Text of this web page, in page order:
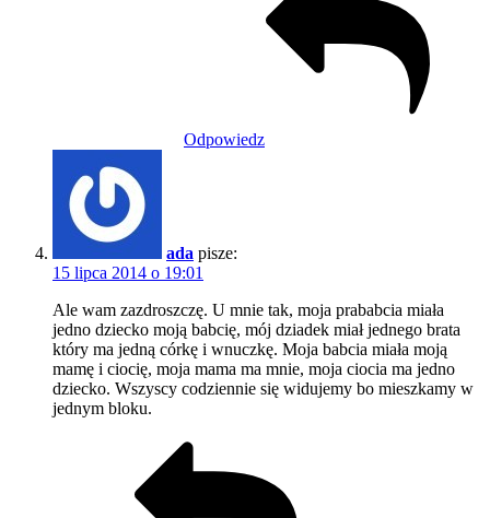
Odpowiedz
ada pisze:
15 lipca 2014 o 19:01
Ale wam zazdroszczę. U mnie tak, moja prababcia miała
jedno dziecko moją babcię, mój dziadek miał jednego brata
który ma jedną córkę i wnuczkę. Moja babcia miała moją
mamę i ciocię, moja mama ma mnie, moja ciocia ma jedno
dziecko. Wszyscy codziennie się widujemy bo mieszkamy w
jednym bloku.